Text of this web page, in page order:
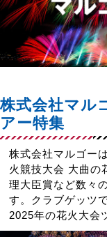
株式会社マル
アー特集
株式会社マルゴー
火競技大会 大曲の
理大臣賞など数々
す。クラブゲッツ
2025年の花火大会